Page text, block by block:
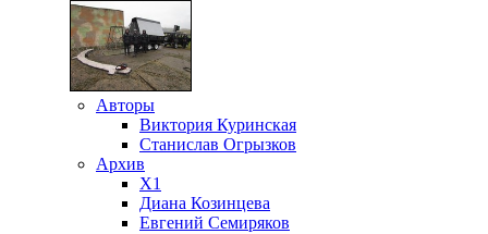
Авторы
Виктория Куринская
Станислав Огрызков
Архив
X1
Диана Козинцева
Евгений Семиряков